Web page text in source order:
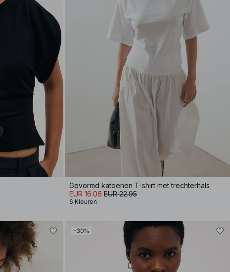
Gevormd katoenen T-shirt met trechterhals
EUR 16.06 EUR 22.95
6 Kleuren
-30%